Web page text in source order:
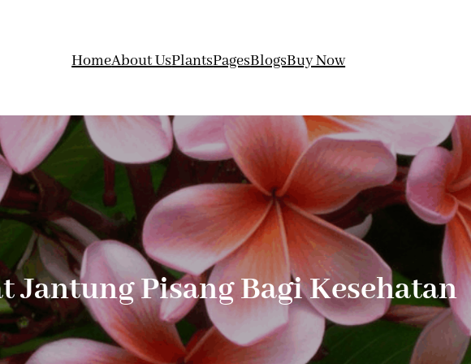
HomeAbout UsPlantsPagesBlogsBuy Now
Jantung Pisang Bagi Kesehatan